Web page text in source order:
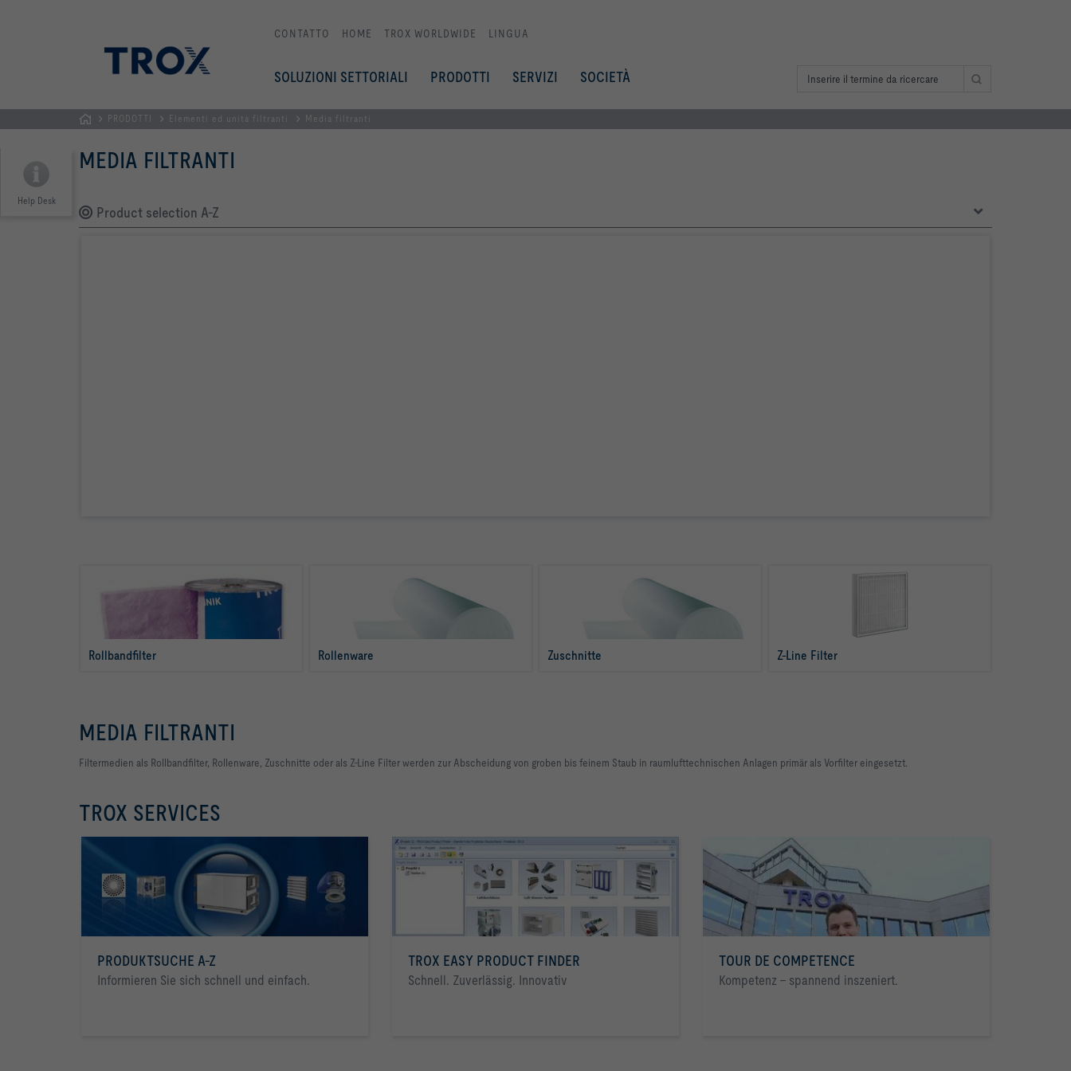
CONTATTO HOME TROX WORLDWIDE LINGUA
SOLUZIONI SETTORIALI PRODOTTI SERVIZI SOCIETÀ
PRODOTTI Elementi ed unità filtranti Media filtranti
Help Desk
MEDIA FILTRANTI
Product selection A-Z
Rollbandfilter Rollenware Zuschnitte Z-Line Filter
MEDIA FILTRANTI
Filtermedien als Rollbandfilter, Rollenware, Zuschnitte oder als Z-Line Filter werden zur Abscheidung von groben bis feinem Staub in raumlufttechnischen Anlagen primär als Vorfilter eingesetzt.
TROX SERVICES
PRODUKTSUCHE A-Z
Informieren Sie sich schnell und einfach.
TROX EASY PRODUCT FINDER
Schnell. Zuverlässig. Innovativ
TOUR DE COMPETENCE
Kompetenz - spannend inszeniert.